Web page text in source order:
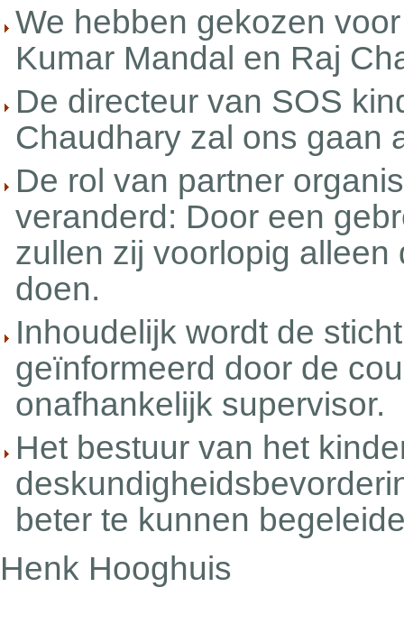
We hebben gekozen
Kumar Mandal en Raj
De directeur van SOS
Chaudhary zal ons gaan
De rol van partner
veranderd: Door een
zullen zij voorlopig
doen.
Inhoudelijk wordt de
geïnformeerd door de
onafhankelijk supervisor.
Het bestuur van het
beter te kunnen
Henk Hooghuis